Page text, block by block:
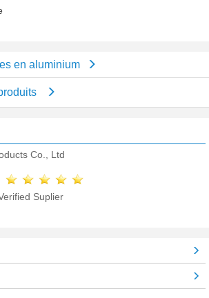
en aluminium
Co., Ltd
Suplier